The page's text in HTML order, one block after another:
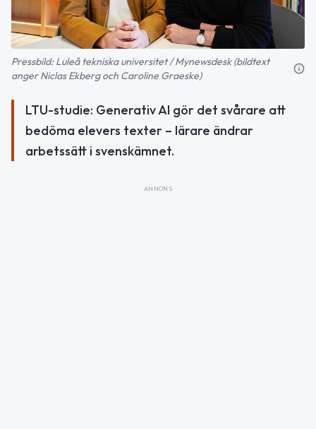
Pressbild: Luleå tekniska universitet / Mynewsdesk (bildtext
anger Niclas Ekberg och Caroline Graeske)
LTU-studie: Generativ AI gör det svårare att
bedöma elevers texter – lärare ändrar
arbetssätt i svenskämnet.
ANNONS